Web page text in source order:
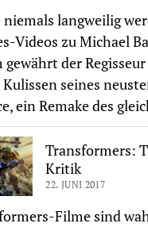
niemals langweilig
Videos zu Michael
gewährt der
seines
ein Remake des
Transformers:
Kritik
22. JUNI 2017
Filme sind